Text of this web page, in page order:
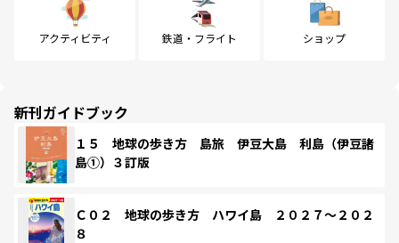
アクティビティ 鉄道・フライト ショップ
新刊ガイドブック
１５ 地球の歩き方 島旅 伊豆大島 利島（伊豆諸
島①）３訂版
Ｃ０２ 地球の歩き方 ハワイ島 ２０２７～２０２
８